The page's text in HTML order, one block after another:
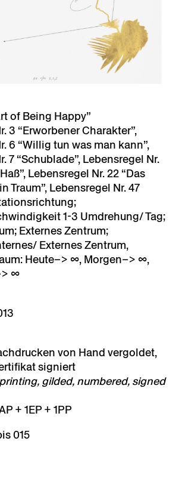
of Being Happy”
3 “Erworbener Charakter”,
6 “Willig tun was man kann”,
7 “Schublade”, Lebensregel Nr.
Lebensregel Nr. 22 “Das
Traum”, Lebensregel Nr. 47
1-3 Umdrehung/ Tag;
Externes Zentrum;
Externes Zentrum,
Heute–> ∞, Morgen–> ∞,
∞
von Hand vergoldet,
signiert
gilded, numbered, signed
+ 1EP + 1PP
015